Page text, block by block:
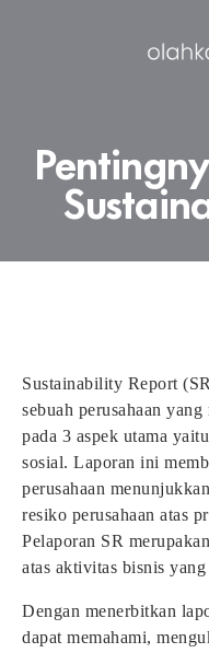
Sustainability Report
sebuah perusahaan
pada 3 aspek utama
sosial. Laporan ini
perusahaan
resiko perusahaan atas
Pelaporan SR
atas aktivitas bisnis
Dengan menerbitkan
dapat memahami,